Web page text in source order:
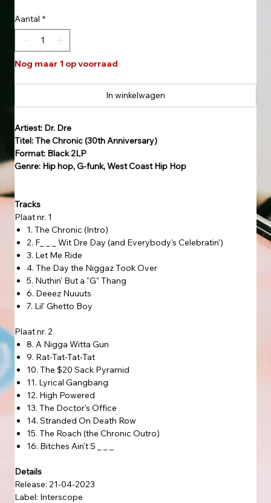
Aantal *
Nog maar 1 op voorraad
In winkelwagen
Artiest: Dr. Dre
Titel: The Chronic (30th Anniversary)
Format: Black 2LP
Genre: Hip hop, G-funk, West Coast Hip Hop
Tracks
Plaat nr. 1
1. The Chronic (Intro)
2. F_ _ _ Wit Dre Day (and Everybody's Celebratin')
3. Let Me Ride
4. The Day the Niggaz Took Over
5. Nuthin' But a "G" Thang
6. Deeez Nuuuts
7. Lil' Ghetto Boy
Plaat nr. 2
8. A Nigga Witta Gun
9. Rat-Tat-Tat-Tat
10. The $20 Sack Pyramid
11. Lyrical Gangbang
12. High Powered
13. The Doctor's Office
14. Stranded On Death Row
15. The Roach (the Chronic Outro)
16. Bitches Ain't S _ _ _
Details
Release: 21-04-2023
Label: Interscope